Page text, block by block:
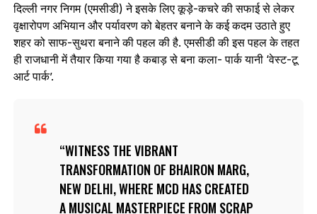
दिल्ली नगर निगम (एमसीडी) ने इसके लिए कूड़े-कचरे की सफाई से लेकर
वृक्षारोपण अभियान और पर्यावरण को बेहतर बनाने के कई कदम उठाते हुए
शहर को साफ-सुथरा बनाने की पहल की है. एमसीडी की इस पहल के तहत
ही राजधानी में तैयार किया गया है कबाड़ से बना कला- पार्क यानी ‘वेस्ट-टू
आर्ट पार्क’.
WITNESS THE VIBRANT
TRANSFORMATION OF BHAIRON MARG,
NEW DELHI, WHERE MCD HAS CREATED
A MUSICAL MASTERPIECE FROM SCRAP